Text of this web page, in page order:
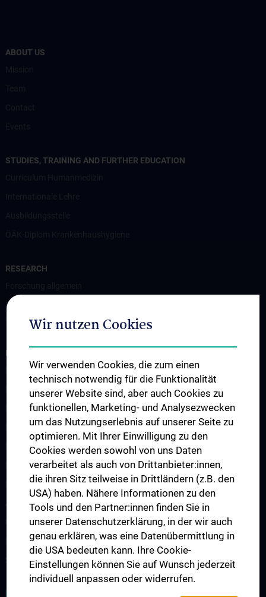
ABOUT US
STUDIES, TRAINING AND FURTHER EDUCATION
RESEARCH
Nationales Referenzzentrum für Gesundheitssystem-assoziierte
Infektionen und Krankenhaushygiene (NRZ HAI und KHH)
INFORMATION FOR MEDICAL PROFESSIONALS
For patients
Krankenhausinfektionen
Hygienekontaktpersonen
Medizinprodukte
Meldepflichtige Krankheiten
Hygiene- & Desinfektionspläne
Hygienebegehungen
Ausbruchssituation
Umgebungsuntersuchungen
Neu-, Zu- und Umbauten
Schulungen & Personalentwicklung
Wir nutzen Cookies
Wir verwenden Cookies, die zum einen
technisch notwendig für die Funktionalität
unserer Website sind, aber auch Cookies zu
funktionellen, Marketing- und Analysezwecken
um das Nutzungserlebnis auf unserer Seite zu
optimieren. Mit Ihrer Einwilligung zu den
Cookies werden sowohl von uns Daten
verarbeitet als auch von Drittanbieter:innen,
die ihren Sitz teilweise in Drittländern (z.B. den
USA) haben. Nähere Informationen zu den
Tools und den Partner:innen finden Sie in
unserer Datenschutzerklärung, in der wir auch
genau erklären, was eine Datenübermittlung in
die USA bedeuten kann. Ihre Cookie-
Einstellungen können Sie auf Wunsch jederzeit
individuell anpassen oder widerrufen.